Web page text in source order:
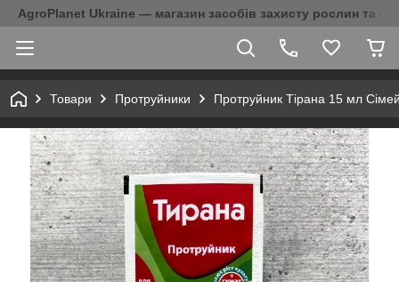
AgroPlanet Ukraine — магазин засобів захисту рослин та
Товари Протруйники Протруйник Тірана 15 мл